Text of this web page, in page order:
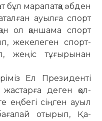
бұл марапатқа әбден
ауылға спорт
ол қан­шама спорт
жекелеген спорт­
тұғырынан
Ел Президенті
деген қол­
ең­бегі сіңген ауыл
отырып, Қа­